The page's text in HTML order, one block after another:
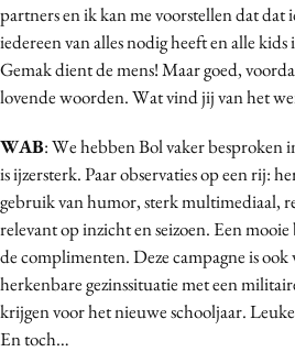
partners en ik kan me voorstellen dat dat
iedereen van alles nodig heeft en alle kids
Gemak dient de mens! Maar goed,
lovende woorden. Wat vind jij van het
WAB: We hebben Bol vaker besproken
is ijzersterk. Paar observaties op een rij:
gebruik van humor, sterk multimediaal,
relevant op inzicht en seizoen. Een mooie
de complimenten. Deze campagne is
herkenbare gezinssituatie met een
krijgen voor het nieuwe schooljaar.
En toch…